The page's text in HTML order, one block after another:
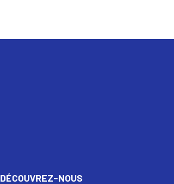
DÉCOUVREZ-NOUS